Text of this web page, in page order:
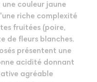
couleur jaune
riche complexité
fruitées (poire,
de fleurs blanches.
présentent une
acidité donnant
agréable